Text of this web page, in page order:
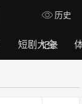
历史
记录
短剧大全